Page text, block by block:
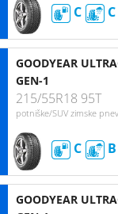
C C
GOODYEAR
GEN-1
215/55R18 95T
potniške/SUV zimske
C B
GOODYEAR